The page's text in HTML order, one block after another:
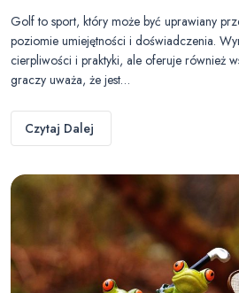
Golf to sport, który może być uprawiany
poziomie umiejętności i doświadczenia.
cierpliwości i praktyki, ale oferuje również
graczy uważa, że jest…
Czytaj Dalej